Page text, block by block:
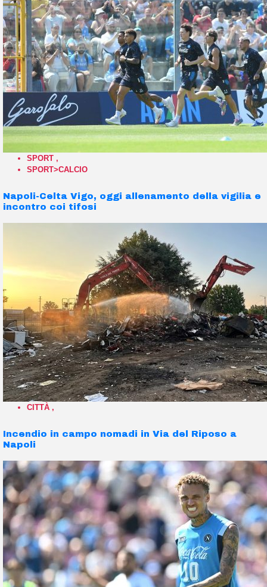
SPORT ,
SPORT>CALCIO
Napoli-Celta Vigo, oggi allenamento della vigilia e
incontro coi tifosi
CITTÀ ,
Incendio in campo nomadi in Via del Riposo a
Napoli